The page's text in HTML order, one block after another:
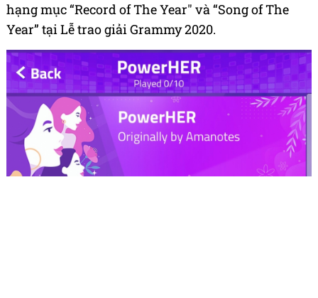
hạng mục “Record of The Year" và “Song of The
Year” tại Lễ trao giải Grammy 2020.